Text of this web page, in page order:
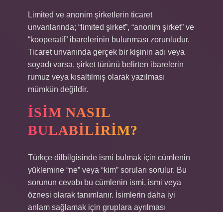
Limited ve anonim şirketlerin ticaret
unvanlarında; “limited şirket”, “anonim şirket” ve
“kooperatif” ibarelerinin bulunması zorunludur.
Ticaret unvanında gerçek bir kişinin adı veya
soyadı varsa, şirket türünü belirten ibarelerin
rumuz veya kısaltılmış olarak yazılması
mümkün değildir.
İSIM NASIL
BULABILIRIM?
Türkçe dilbilgisinde ismi bulmak için cümlenin
yüklemine “ne” veya “kim” soruları sorulur. Bu
sorunun cevabı bu cümlenin ismi, ismi veya
öznesi olarak tanımlanır. İsimlerin daha iyi
anlam sağlamak için gruplara ayrılması